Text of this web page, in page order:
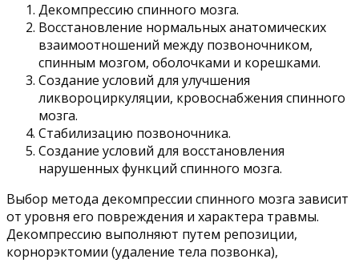
Декомпрессию спинного мозга.
Восстановление нормальных анатомических
взаимоотношений между позвоночником,
спинным мозгом, оболочками и корешками.
Создание условий для улучшения
ликвороциркуляции, кровоснабжения спинного
мозга.
Стабилизацию позвоночника.
Создание условий для восстановления
нарушенных функций спинного мозга.
Выбор метода декомпрессии спинного мозга зависит
от уровня его повреждения и характера травмы.
Декомпрессию выполняют путем репозиции,
корнорэктомии (удаление тела позвонка),